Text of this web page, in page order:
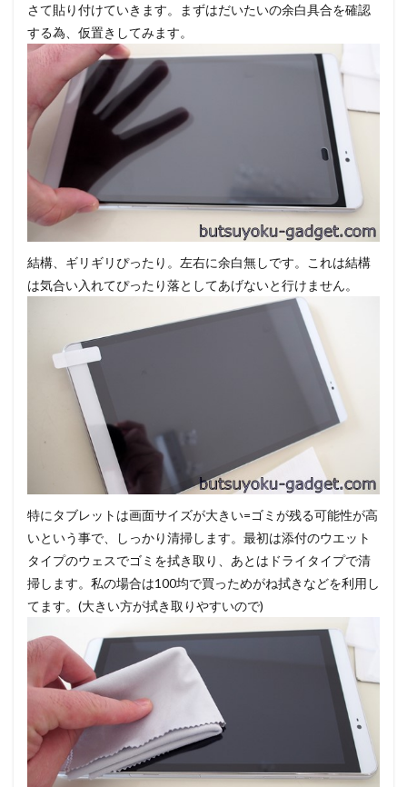
さて貼り付けていきます。まずはだいたいの余白具合を確認
する為、仮置きしてみます。
結構、ギリギリぴったり。左右に余白無しです。これは結構
は気合い入れてぴったり落としてあげないと行けません。
特にタブレットは画面サイズが大きい=ゴミが残る可能性が高
いという事で、しっかり清掃します。最初は添付のウエット
タイプのウェスでゴミを拭き取り、あとはドライタイプで清
掃します。私の場合は100均で買っためがね拭きなどを利用し
てます。(大きい方が拭き取りやすいので)